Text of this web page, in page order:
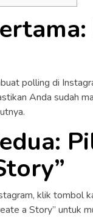
polling di
Anda sudah
klik tombol
a Story” untuk